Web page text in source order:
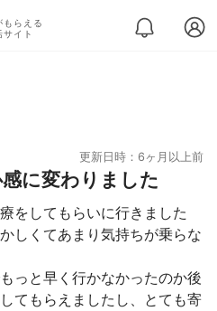
もらえる
サイト
更新日時：6ヶ月以上前
に変わりました
をしてもらいに行きました
しくてあまり気持ちが乗らな
っと早く行かなかったのか後
てもらえましたし、とても寄